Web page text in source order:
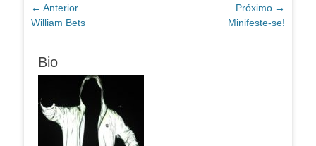
Navegação
de
← Anterior
Post
William Bets
Próximo →
Minifeste-se!
Bio